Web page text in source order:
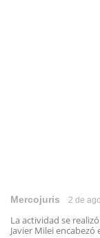
Mercojuris 2 de
La actividad se
Javier Milei encabezó